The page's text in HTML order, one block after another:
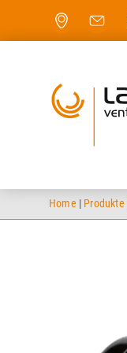
Home | Produkte